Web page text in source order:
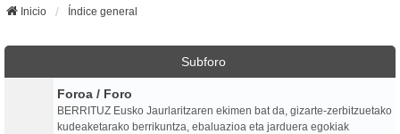
Inicio
Índice general
Subforo
Foroa / Foro
BERRITUZ Eusko Jaurlaritzaren ekimen bat da, gizarte-zerbitzuetako
kudeaketarako berrikuntza, ebaluazioa eta jarduera egokiak